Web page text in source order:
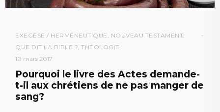
EXEGÈSE / HERMÉNEUTIQUE , NOUVEAU TESTAMENT,
QUE DIT LA BIBLE ?,THÉOLOGIE
10 mars 2017
Pourquoi le livre des Actes demande-
t-il aux chrétiens de ne pas manger de
sang?